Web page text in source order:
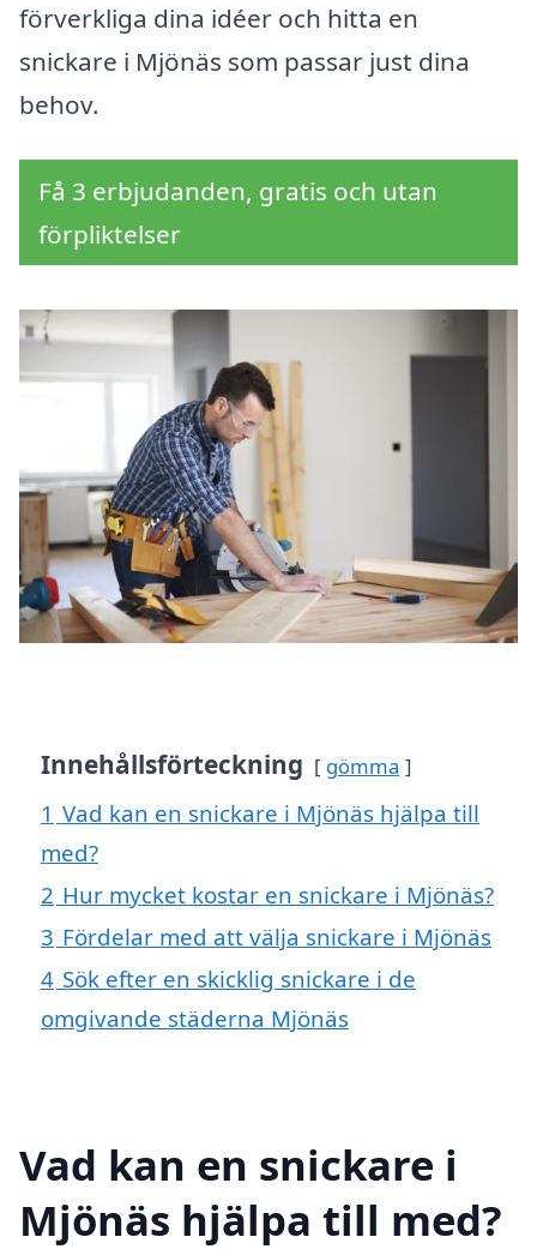
förverkliga dina idéer och hitta en
snickare i Mjönäs som passar just dina
behov.
Få 3 erbjudanden, gratis och utan
förpliktelser
Innehållsförteckning gömma
1 Vad kan en snickare i Mjönäs hjälpa till
med?
2 Hur mycket kostar en snickare i Mjönäs?
3 Fördelar med att välja snickare i Mjönäs
4 Sök efter en skicklig snickare i de
omgivande städerna Mjönäs
Vad kan en snickare i
Mjönäs hjälpa till med?